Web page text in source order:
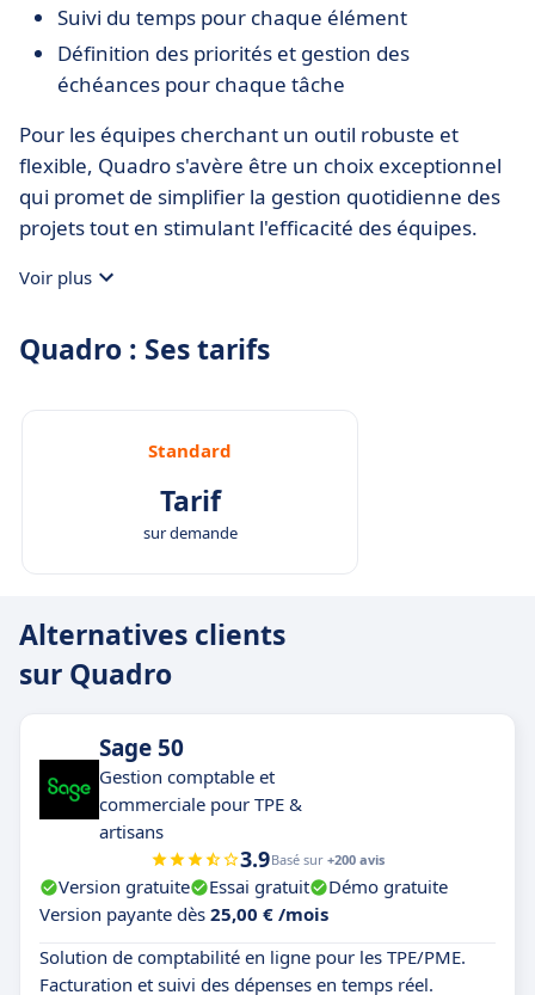
Suivi du temps pour chaque élément
Définition des priorités et gestion des
échéances pour chaque tâche
Pour les équipes cherchant un outil robuste et
flexible, Quadro s'avère être un choix exceptionnel
qui promet de simplifier la gestion quotidienne des
projets tout en stimulant l'efficacité des équipes.
Voir plus
Quadro : Ses tarifs
Standard
Tarif
sur demande
Alternatives clients
sur Quadro
Sage 50
Gestion comptable et
commerciale pour TPE &
artisans
3.9Basé sur +200 avis
Version gratuite Essai gratuit
Démo gratuite
Version payante dès 25,00 € /mois
Solution de comptabilité en ligne pour les TPE/PME.
Facturation et suivi des dépenses en temps réel.